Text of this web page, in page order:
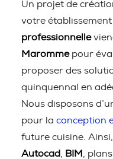
Un projet de
votre établissement
professionnelle
Marommepour
proposer des
quinquennal en
Nous disposons
pour la conception
future cuisine.
Autocad
BIM
,